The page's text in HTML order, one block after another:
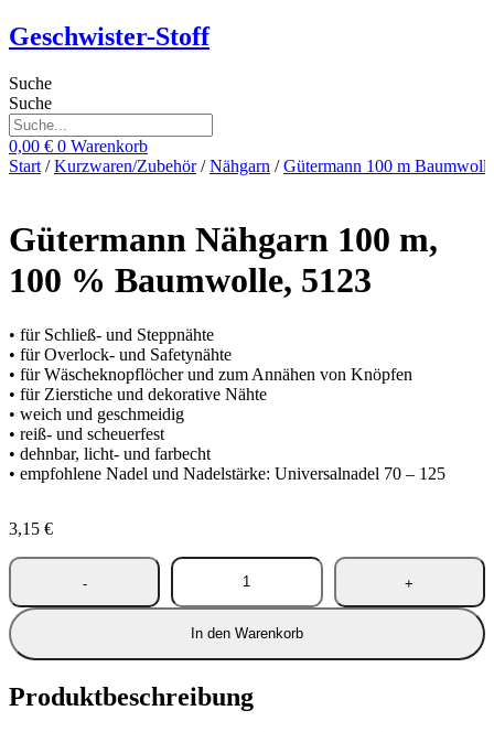
Zum
Inhalt
Geschwister-Stoff
Suche
Suche
0,00 € 0 Warenkorb
Start /Kurzwaren/Zubehör/Nähgarn /Gütermann 100 m Baumwolle
Gütermann Nähgarn 100 m,
100 % Baumwolle, 5123
• für Schließ- und Steppnähte
• für Overlock- und Safetynähte
• für Wäscheknopflöcher und zum Annähen von Knöpfen
• für Zierstiche und dekorative Nähte
• weich und geschmeidig
• reiß- und scheuerfest
• dehnbar, licht- und farbecht
• empfohlene Nadel und Nadelstärke: Universalnadel 70 – 125
3,15 €
In den Warenkorb
Produktbeschreibung